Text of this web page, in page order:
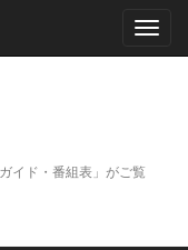
イド・番組表」がご覧